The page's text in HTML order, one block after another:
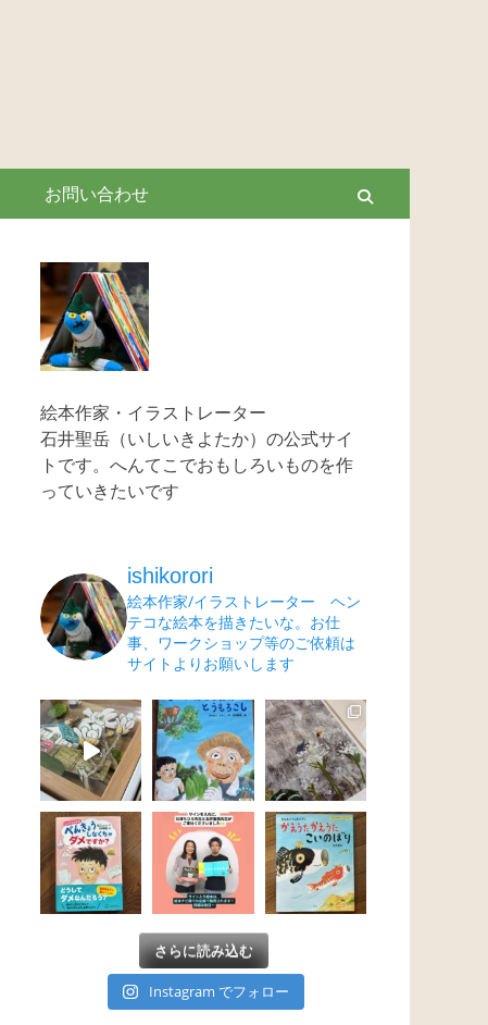
お問い合わせ
絵本作家・イラストレーター
石井聖岳（いしいきよたか）の公式サイ
トです。へんてこでおもしろいものを作
っていきたいです
ishikorori
絵本作家/イラストレーター ヘン
テコな絵本を描きたいな。お仕
事、ワークショップ等のご依頼は
サイトよりお願いします
さらに読み込む
Instagram でフォロー